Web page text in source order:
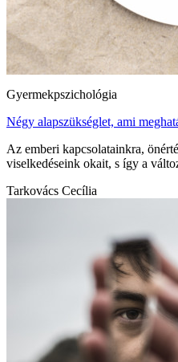
Gyermekpszichológia
Négy alapszükséglet, ami
Az emberi kapcsolatainkra,
viselkedéseink okait, s így a
Tarkovács Cecília